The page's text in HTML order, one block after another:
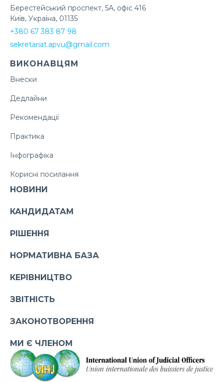
Берестейський проспект, 5А, офіс 416
Київ, Україна, 01135
+380 67 383 87 98
sekretariat.apvu@gmail.com
ВИКОНАВЦЯМ
Внески
Дедлайни
Рекомендації
Практика
Інфографіка
Корисні посилання
НОВИНИ
КАНДИДАТАМ
РІШЕННЯ
НОРМАТИВНА БАЗА
КЕРІВНИЦТВО
ЗВІТНІСТЬ
ЗАКОНОТВОРЕННЯ
МИ Є ЧЛЕНОМ